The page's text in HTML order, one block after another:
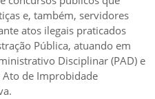
e, também, servidores
atos ilegais praticados
Pública, atuando em
Disciplinar (PAD) e
Ato de Improbidade